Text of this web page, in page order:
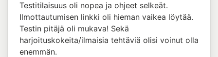
Testitilaisuus oli nopea ja ohjeet selkeät.
Ilmottautumisen linkki oli hieman vaikea löytää.
Testin pitäjä oli mukava! Sekä
harjoituskokeita/ilmaisia tehtäviä olisi voinut olla
enemmän.